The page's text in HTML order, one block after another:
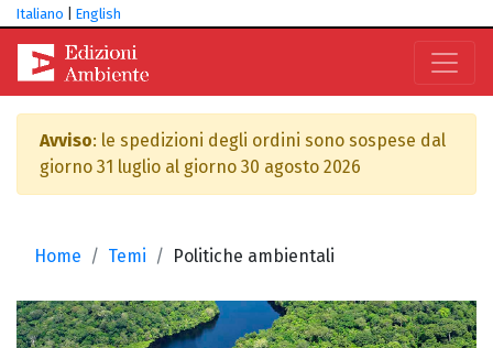
Italiano English
Avviso: le spedizioni degli ordini sono sospese dal
giorno 31 luglio al giorno 30 agosto 2026
Home Temi Politiche ambientali